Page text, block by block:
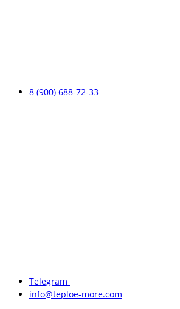
8 (900) 688-72-33
Telegram
info@teploe-more.com